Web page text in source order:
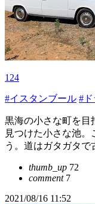
124
#イスタンブール #
黒海の小さな町を目
見つけた小さな池
う。道はガタガタで
thumb_up 72
comment7
2021/08/16 11:52